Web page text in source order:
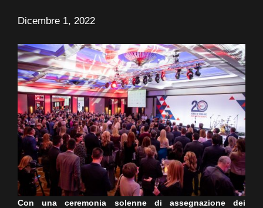
Dicembre 1, 2022
Con una ceremonia solenne di assegnazione dei